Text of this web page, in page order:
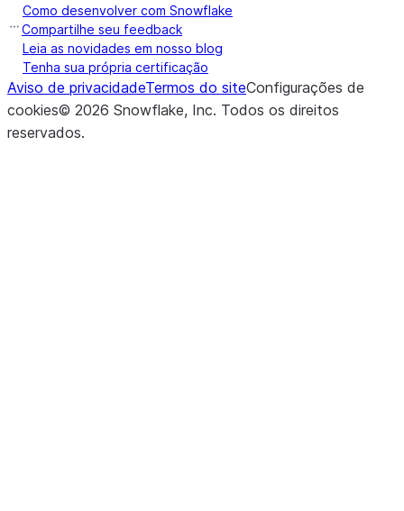
Como desenvolver com Snowflake
Compartilhe seu feedback
Leia as novidades em nosso blog
Tenha sua própria certificação
Aviso de privacidadeTermos do siteConfigurações de
cookies© 2026 Snowflake, Inc. Todos os direitos
reservados.